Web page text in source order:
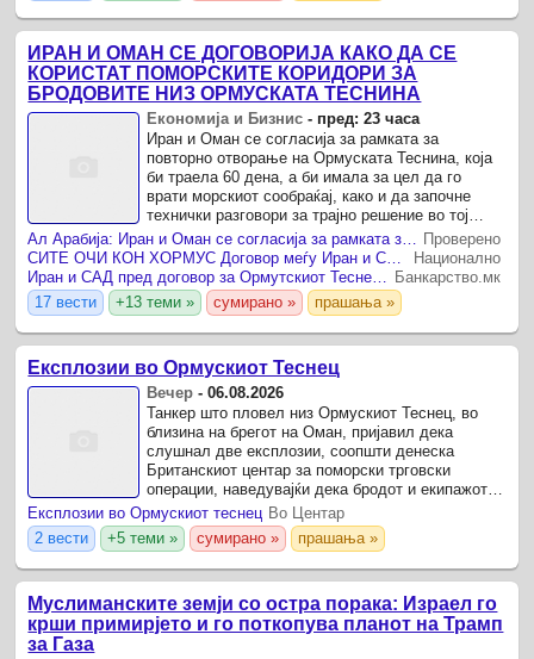
ИРАН И ОМАН СЕ ДОГОВОРИЈА КАКО ДА СЕ
КОРИСТАТ ПОМОРСКИТЕ КОРИДОРИ ЗА
БРОДОВИТЕ НИЗ ОРМУСКАТА ТЕСНИНА
Економија и Бизнис - пред: 23 часа
Иран и Оман се согласија за рамката за
повторно отворање на Ормуската Теснина, која
би траела 60 дена, а би имала за цел да го
врати морскиот сообраќај, како и да започне
технички разговори за трајно решение во тој
период.
Проверено
Национално
Банкарство.мк
17 вести
+13 теми » сумирано » прашања »
Експлозии во Ормускиот Теснец
Вечер -06.08.2026
Танкер што пловел низ Ормускиот Теснец, во
близина на брегот на Оман, пријавил дека
слушнал две експлозии, соопшти денеска
Британскиот центар за поморски трговски
операции, наведувајќи дека бродот и екипажот
се безбедни и дека не е пријавена штета врз
животната средина.
Експлозии во Ормускиот теснец Во Центар
2 вести
+5 теми » сумирано » прашања »
Муслиманските земји со остра порака: Израел го
крши примирјето и го поткопува планот на Трамп
за Газа